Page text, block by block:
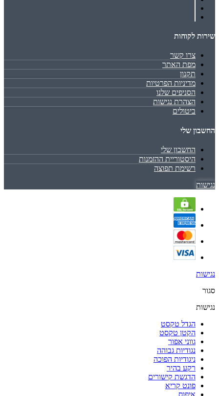
שירות לקוחות
צרו קשר
מפת האתר
תקנון
מדיניות הפרטיות
הסניפים שלנו
הצהרת נגישות
ביטולים
החשבון שלי
החשבון שלי
היסטוריית ההזמנות
רשימת תפוצה
נגישות
נגישות
סגור
נגישות
הגדל טקסט
הקטן טקסט
גווני אפור
נגודיות גבוהה
ניגודיות הפוכה
רקע בהיר
הדגשת קישורים
פונט קריא
איפוס